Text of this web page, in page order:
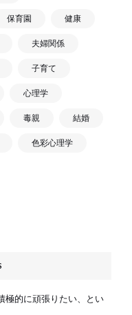
保育園 健康
夫婦関係
子育て
心理学
毒親 結婚
色彩心理学
極的に頑張りたい、とい